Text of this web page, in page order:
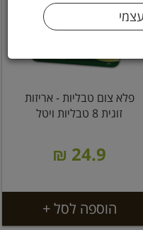
פלא צום טבליות - אריזות
זוגית 8 טבליות ויטל
24.9 ₪
הוספה לסל +